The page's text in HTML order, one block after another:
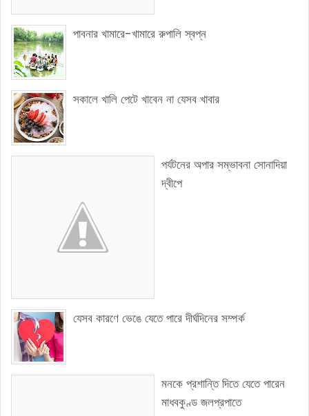
পাবনার খামারে-খামারে রুপালি স্বপ্ন
সকালে খালি পেটে খাবেন না যেসব খাবার
পর্যটনের অপার সম্ভাবনা সোনাদিয়া
দ্বীপে
যেসব কারণে ভেঙে যেতে পারে দীর্ঘদিনের সম্পর্ক
মনকে প্রশান্তি দিতে যেতে পারেন
মাধবকুণ্ড জলপ্রপাতে